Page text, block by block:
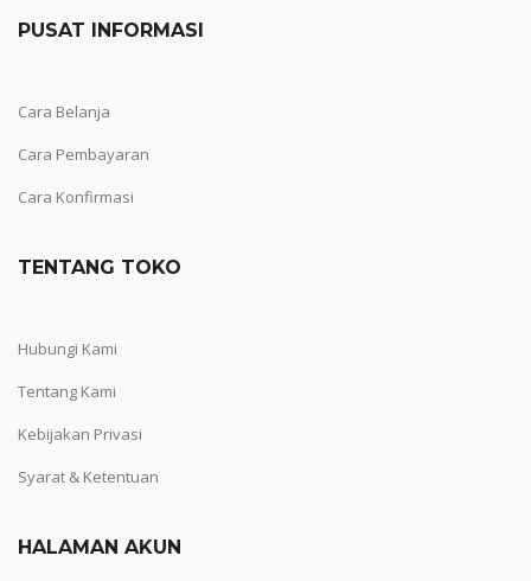
PUSAT INFORMASI
Cara Belanja
Cara Pembayaran
Cara Konfirmasi
TENTANG TOKO
Hubungi Kami
Tentang Kami
Kebijakan Privasi
Syarat & Ketentuan
HALAMAN AKUN